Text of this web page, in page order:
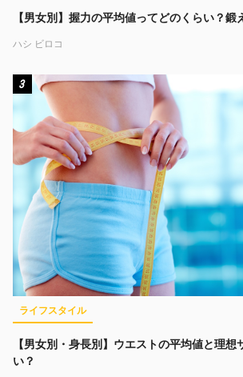
【男女別】握力の平均値ってどのくらい？鍛
ハシ ビロコ
3
ライフスタイル
【男女別・身長別】ウエストの平均値と理想
い？